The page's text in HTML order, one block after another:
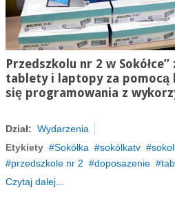
Przedszkolu nr 2 w
tablety i laptopy za pomocą
się programowania z
Dział: Wydarzenia
Etykiety
Sokółka sokólkatv
przedszkole nr 2
doposazenie
Czytaj dalej...